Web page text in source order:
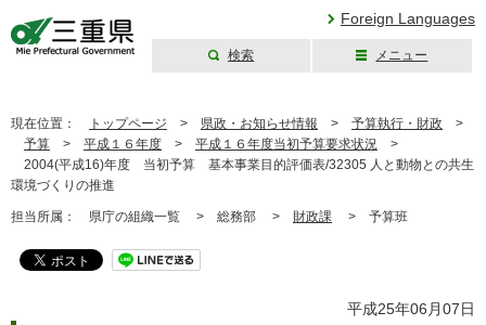
Foreign Languages
検索 メニュー
現在位置： トップページ > 県政・お知らせ情報 > 予算執行・財政 >
予算 > 平成１６年度 > 平成１６年度当初予算要求状況 >
2004(平成16)年度 当初予算 基本事業目的評価表/32305 人と動物との共生
環境づくりの推進
担当所属： 県庁の組織一覧 > 総務部 > 財政課 > 予算班
平成25年06月07日